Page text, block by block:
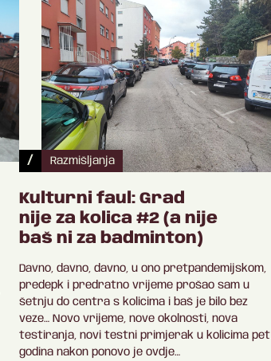
/ Razmišljanja
Kulturni faul: Grad
nije za kolica #2 (a nije
baš ni za badminton)
Davno, davno, davno, u ono pretpandemijskom,
predepk i predratno vrijeme prošao sam u
šetnju do centra s kolicima i baš je bilo bez
veze… Novo vrijeme, nove okolnosti, nova
testiranja, novi testni primjerak u kolicima pet
godina nakon ponovo je ovdje…